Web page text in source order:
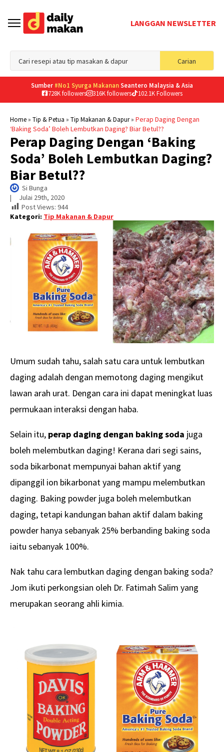
LANGGAN NEWSLETTER
Carian
for:
Sumber #No1 Syurga MakananSeantero Malaysia & Asia
728K followers
316K followers 102.1K Followers
Home» Tip & Petua » Tip Makanan & Dapur» Perap Daging Dengan
‘Baking Soda’ Boleh Lembutkan Daging? Biar Betul??
Perap Daging Dengan ‘Baking
Soda’ Boleh Lembutkan Daging?
Biar Betul??
Si Bunga
| Julai 29th, 2020
Post Views: 944
Kategori: Tip Makanan & Dapur
Umum sudah tahu, salah satu cara untuk lembutkan
daging adalah dengan memotong daging mengikut
lawan arah urat. Dengan cara ini dapat meningkat luas
permukaan interaksi dengan haba.
Selain itu, perap daging dengan baking soda juga
boleh melembutkan daging! Kerana dari segi sains,
soda bikarbonat mempunyai bahan aktif yang
dipanggil ion bikarbonat yang mampu melembutkan
daging. Baking powder juga boleh melembutkan
daging, tetapi kandungan bahan aktif dalam baking
powder hanya sebanyak 25% berbanding baking soda
iaitu sebanyak 100%.
Nak tahu cara lembutkan daging dengan baking soda?
Jom ikuti perkongsian oleh Dr. Fatimah Salim yang
merupakan seorang ahli kimia.